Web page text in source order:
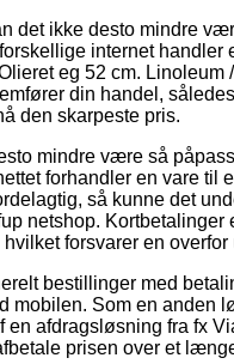
det ikke desto mindre
internet handler
eg 52 cm. Linoleum
din handel,
den skarpeste pris.
mindre være så
forhandler en vare til
så kunne det
netshop. Kortbetalinger
hvilket forsvarer en
bestillinger med
mobilen. Som en anden
en afdragsløsning fra fx
prisen over et